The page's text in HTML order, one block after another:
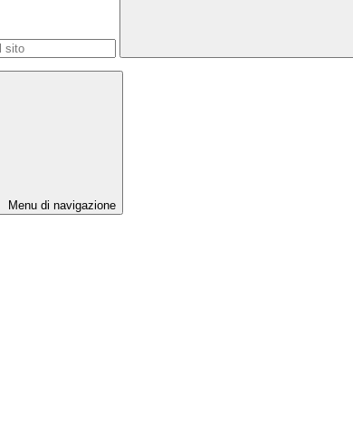
Menu di navigazione